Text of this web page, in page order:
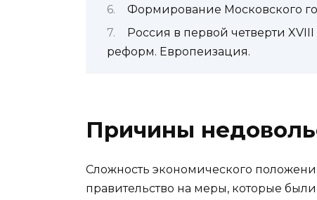
Формирование Московского
Россия в первой четверти
реформ. Европеизация.
Причины
Сложность экономического
правительство на меры, которые